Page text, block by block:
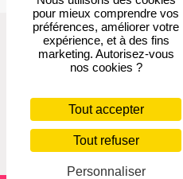
Villa
© 2026 Villa Finder. 10 Anson
US$ USD
pour mieux comprendre vos
préférences, améliorer votre
expérience, et à des fins
marketing. Autorisez-vous
nos cookies ?
Tout accepter
Tout refuser
Personnaliser